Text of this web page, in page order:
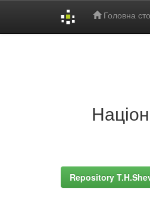
Головна
Repository